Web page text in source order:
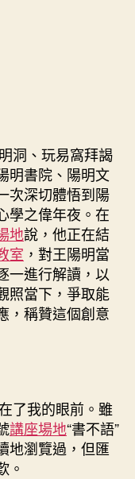
洞、玩易窩拜謁
明書院、陽明文
次深切體悟到陽
學之偉年夜。在
地說，他正在結
室 ，對王陽明當
一進行解讀，以
照當下，爭取能
，稱贊這個創意
了我的眼前。雖
講座場地“書不語”
地瀏覽過，但匯
。